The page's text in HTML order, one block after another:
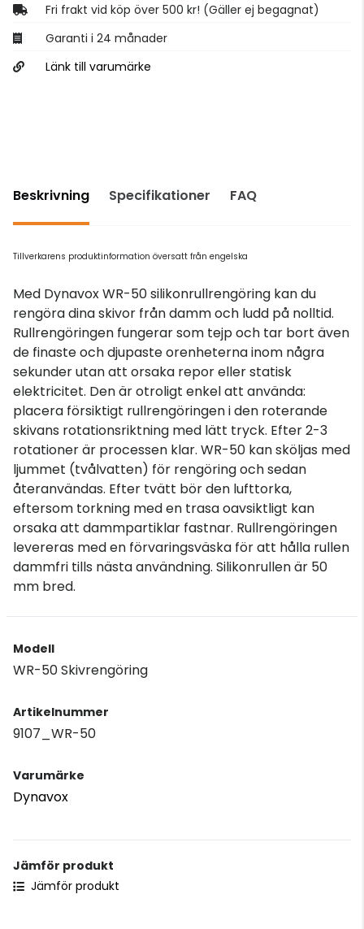
Fri frakt vid köp över 500 kr! (Gäller ej begagnat)
Garanti i 24 månader
Länk till varumärke
Beskrivning Specifikationer FAQ
Tillverkarens produktinformation översatt från engelska
Med Dynavox WR-50 silikonrullrengöring kan du
rengöra dina skivor från damm och ludd på nolltid.
Rullrengöringen fungerar som tejp och tar bort även
de finaste och djupaste orenheterna inom några
sekunder utan att orsaka repor eller statisk
elektricitet. Den är otroligt enkel att använda:
placera försiktigt rullrengöringen i den roterande
skivans rotationsriktning med lätt tryck. Efter 2-3
rotationer är processen klar. WR-50 kan sköljas med
ljummet (tvålvatten) för rengöring och sedan
återanvändas. Efter tvätt bör den lufttorka,
eftersom torkning med en trasa oavsiktligt kan
orsaka att dammpartiklar fastnar. Rullrengöringen
levereras med en förvaringsväska för att hålla rullen
dammfri tills nästa användning. Silikonrullen är 50
mm bred.
Modell
WR-50 Skivrengöring
Artikelnummer
9107_WR-50
Varumärke
Dynavox
Jämför produkt
Jämför produkt